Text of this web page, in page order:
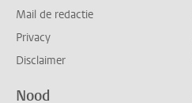
Mail de redactie
Privacy
Disclaimer
Nood